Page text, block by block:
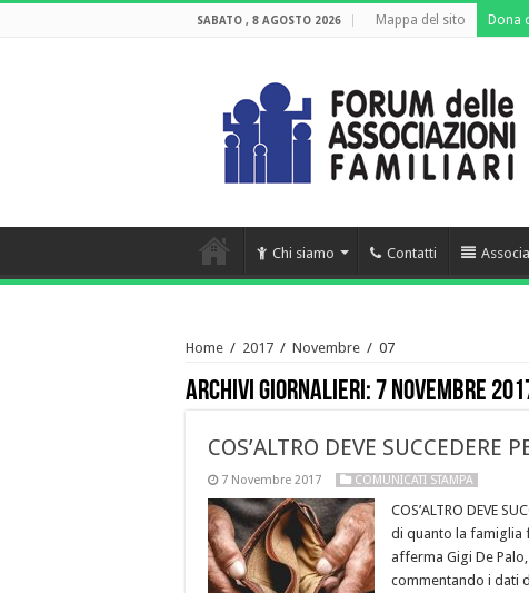
SABATO , 8 AGOSTO 2026 Mappa del sito Dona
Chi siamo Contatti
Home / 2017 / Novembre / 07
Archivi giornalieri:7 Novembre
COS’ALTRO DEVE SUCCEDERE
7 Novembre 2017 COMUNICATI STAMPA
COS’ALTRO DEVE
di quanto la famiglia
afferma Gigi De
commentando i dati